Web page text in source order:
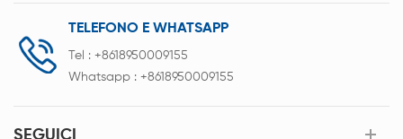
TELEFONO E WHATSAPP
Tel : +8618950009155
Whatsapp : +8618950009155
SEGUICI